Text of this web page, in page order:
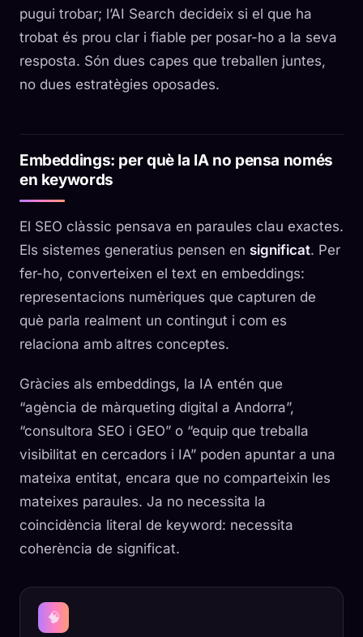
pugui trobar; l’AI Search decideix si el que ha
trobat és prou clar i fiable per posar-ho a la seva
resposta. Són dues capes que treballen juntes,
no dues estratègies oposades.
Embeddings: per què la IA no pensa només
en keywords
El SEO clàssic pensava en paraules clau exactes.
Els sistemes generatius pensen en significat. Per
fer-ho, converteixen el text en embeddings:
representacions numèriques que capturen de
què parla realment un contingut i com es
relaciona amb altres conceptes.
Gràcies als embeddings, la IA entén que
“agència de màrqueting digital a Andorra”,
“consultora SEO i GEO” o “equip que treballa
visibilitat en cercadors i IA” poden apuntar a una
mateixa entitat, encara que no comparteixin les
mateixes paraules. Ja no necessita la
coincidència literal de keyword: necessita
coherència de significat.
🧠